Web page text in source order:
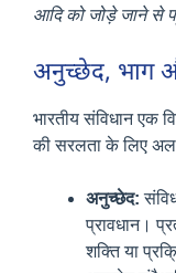
आदि को जोड़े जाने से
अनुच्छेद, भाग
भारतीय संविधान एक
की सरलता के लिए
अनुच्छेद:
प्रावधान।
शक्ति या